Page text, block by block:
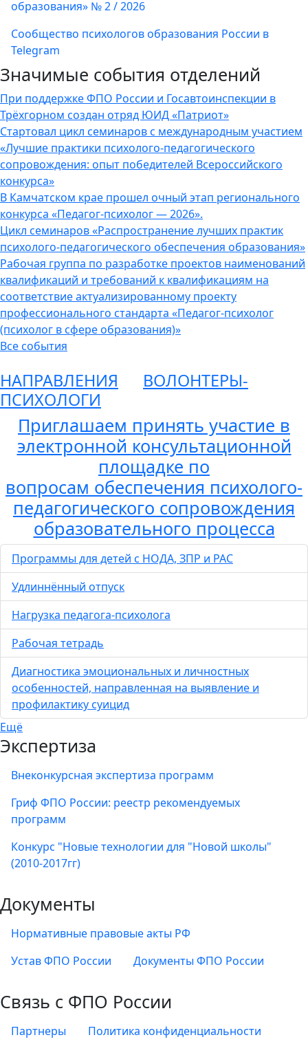
образования» № 2 / 2026
Сообщество психологов образования России в
Telegram
Значимые события отделений
При поддержке ФПО России и Госавтоинспекции в
Трёхгорном создан отряд ЮИД «Патриот»
Стартовал цикл семинаров с международным участием
«Лучшие практики психолого-педагогического
сопровождения: опыт победителей Всероссийского
конкурса»
В Камчатском крае прошел очный этап регионального
конкурса «Педагог-психолог — 2026».
Цикл семинаров «Распространение лучших практик
психолого-педагогического обеспечения образования»
Рабочая группа по разработке проектов наименований
квалификаций и требований к квалификациям на
соответствие актуализированному проекту
профессионального стандарта «Педагог-психолог
(психолог в сфере образования)»
Все события
НАПРАВЛЕНИЯ
ВОЛОНТЕРЫ-
ПСИХОЛОГИ
Приглашаем принять участие в
электронной консультационной
площадке по
вопросам обеспечения психолого-
педагогического сопровождения
образовательного процесса
Программы для детей с НОДА, ЗПР и РАС
Удлиннённый отпуск
Нагрузка педагога-психолога
Рабочая тетрадь
Диагностика эмоциональных и личностных
особенностей, направленная на выявление и
профилактику суицид
Ещё
Экспертиза
Внеконкурсная экспертиза программ
Гриф ФПО России: реестр рекомендуемых
программ
Конкурс "Новые технологии для "Новой школы"
(2010-2017гг)
Документы
Нормативные правовые акты РФ
Устав ФПО России
Документы ФПО России
Связь с ФПО России
Партнеры
Политика конфиденциальности